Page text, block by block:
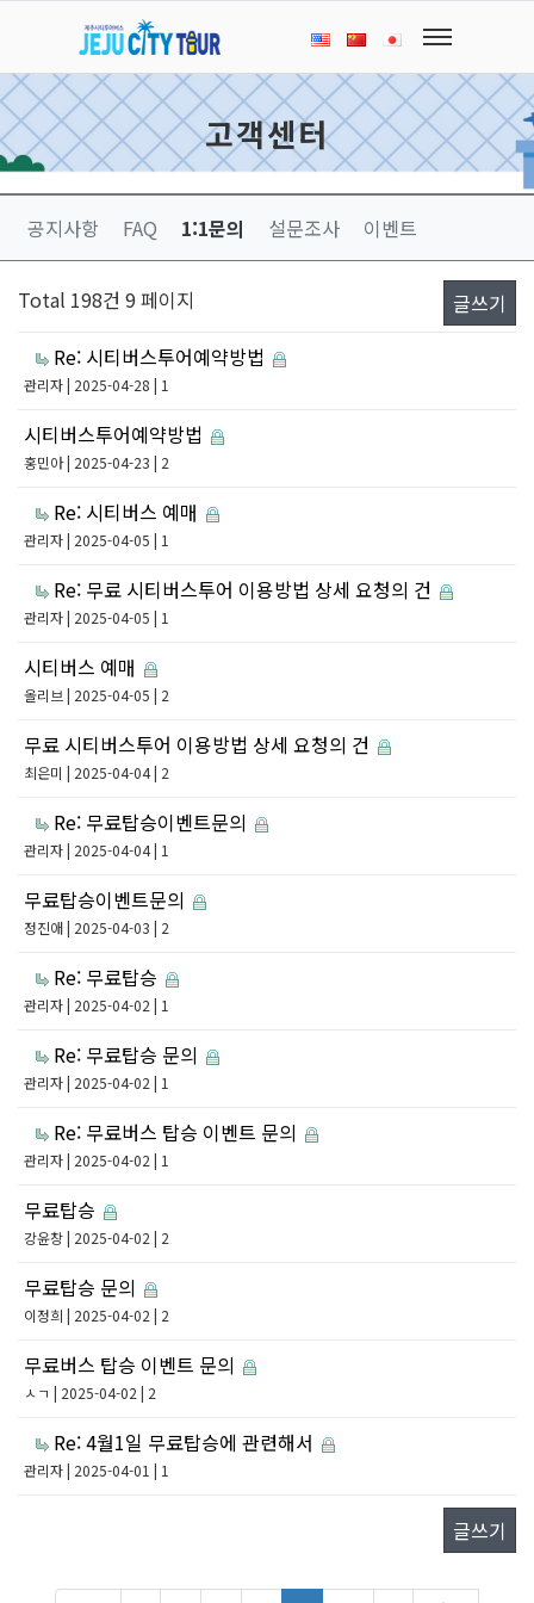
고객센터
공지사항 FAQ 1:1문의 설문조사 이벤트
Total 198건 9 페이지
글쓰기
Re: 시티버스투어예약방법
관리자| 2025-04-28 | 1
시티버스투어예약방법
홍민아| 2025-04-23 | 2
Re: 시티버스 예매
관리자| 2025-04-05 | 1
Re: 무료 시티버스투어 이용방법 상세 요청의 건
관리자| 2025-04-05 | 1
시티버스 예매
올리브 | 2025-04-05 | 2
무료 시티버스투어 이용방법 상세 요청의 건
최은미 | 2025-04-04 | 2
Re: 무료탑승이벤트문의
관리자| 2025-04-04 | 1
무료탑승이벤트문의
정진애| 2025-04-03 | 2
Re: 무료탑승
관리자| 2025-04-02 | 1
Re: 무료탑승 문의
관리자| 2025-04-02 | 1
Re: 무료버스 탑승 이벤트 문의
관리자| 2025-04-02 | 1
무료탑승
강윤창| 2025-04-02 | 2
무료탑승 문의
이정희 | 2025-04-02 | 2
무료버스 탑승 이벤트 문의
ㅅㄱ | 2025-04-02 | 2
Re: 4월1일 무료탑승에 관련해서
관리자| 2025-04-01 | 1
글쓰기